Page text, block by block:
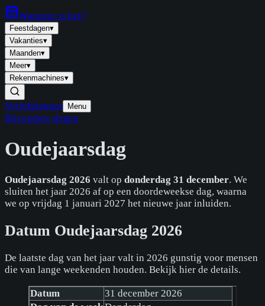
Wanneer is het?
Feestdagen▾
Vakanties▾
Maanden▾
Meer▾
Rekenmachines▾
Verlofplanner Menu
Bijzondere dagen
Oudejaarsdag
Oudejaarsdag 2026 valt op donderdag 31 december. We
sluiten het jaar 2026 af op een doordeweekse dag, waarna
we op vrijdag 1 januari 2027 het nieuwe jaar inluiden.
Datum Oudejaarsdag 2026
De laatste dag van het jaar valt in 2026 gunstig voor mensen
die van lange weekenden houden. Bekijk hier de details.
Datum
31 december 2026